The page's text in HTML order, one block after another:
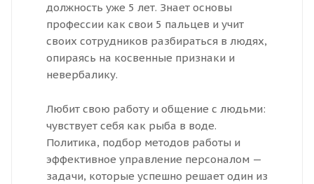
должность уже 5 лет. Знает основы
профессии как свои 5 пальцев и учит
своих сотрудников разбираться в людях,
опираясь на косвенные признаки и
невербалику.
Любит свою работу и общение с людьми:
чувствует себя как рыба в воде.
Политика, подбор методов работы и
эффективное управление персоналом —
задачи, которые успешно решает один из